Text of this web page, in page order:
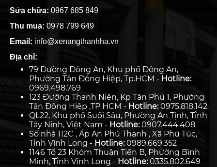
Sửa chữa: 0967 685 849
Thu mua: 0978 799 649
Email: info@xenangthanhha.vn
Địa chỉ:
79 Đường Đông An, Khu phố Đông An,
Phường Tân Đông Hiệp, Tp.HCM - Hotline:
0969.498.769
123 Đường Thanh Niên, Kp Tân Phú 1, Phường
Tân Đông Hiệp ,TP HCM - Hotline:0975.818.142
QL22, Khu phố Suối Sâu, Phường An Tịnh, Tỉnh
Tây Ninh, Việt Nam - Hotline:0907.444.408
Số nhà 112C , Ấp An Phú Thạnh , Xã Phú Túc,
Tỉnh Vĩnh Long - Hotline:0989.669.352
1146 Tổ 23 Khóm Thuận Tiến B, Phường Bình
Minh, Tỉnh Vĩnh Long - Hotline:0335.802.649